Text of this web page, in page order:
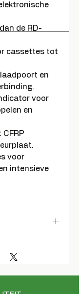
de RD-
cassettes tot
en
voor
en
voor
intensieve